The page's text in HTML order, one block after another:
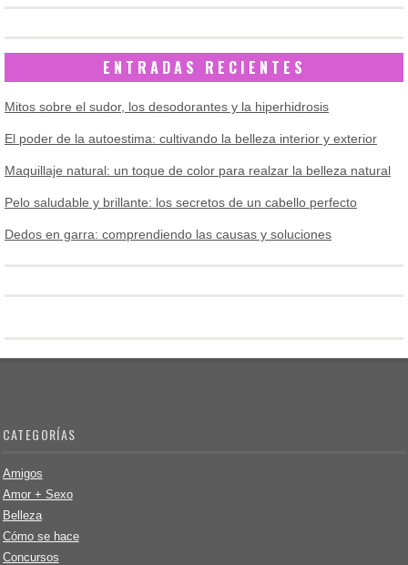
ENTRADAS RECIENTES
Mitos sobre el sudor, los desodorantes y la hiperhidrosis
El poder de la autoestima: cultivando la belleza interior y exterior
Maquillaje natural: un toque de color para realzar la belleza natural
Pelo saludable y brillante: los secretos de un cabello perfecto
Dedos en garra: comprendiendo las causas y soluciones
CATEGORÍAS
Amigos
Amor + Sexo
Belleza
Cómo se hace
Concursos